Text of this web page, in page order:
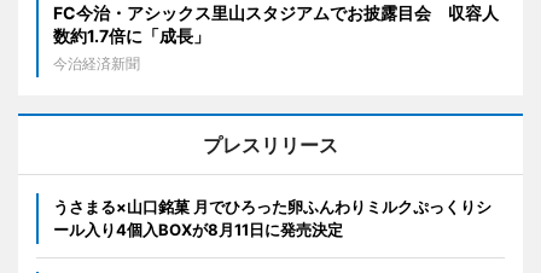
FC今治・アシックス里山スタジアムでお披露目会 収容人
数約1.7倍に「成長」
今治経済新聞
プレスリリース
うさまる×山口銘菓 月でひろった卵ふんわりミルクぷっくりシ
ール入り4個入BOXが8月11日に発売決定